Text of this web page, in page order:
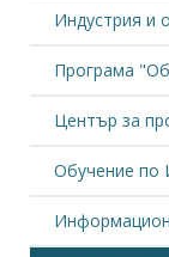
Индустрия и
Програма
Център за
Обучение по